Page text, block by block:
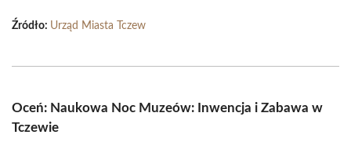
Źródło: Urząd Miasta Tczew
Oceń: Naukowa Noc Muzeów: Inwencja i Zabawa w
Tczewie